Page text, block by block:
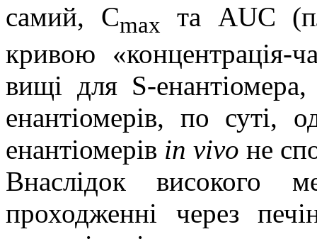
самий, Cmax
та AUC
кривою
вищі для S-
енантіомерів, по суті,
енантіомерів in vivo не
Внаслідок високого
проходженні через